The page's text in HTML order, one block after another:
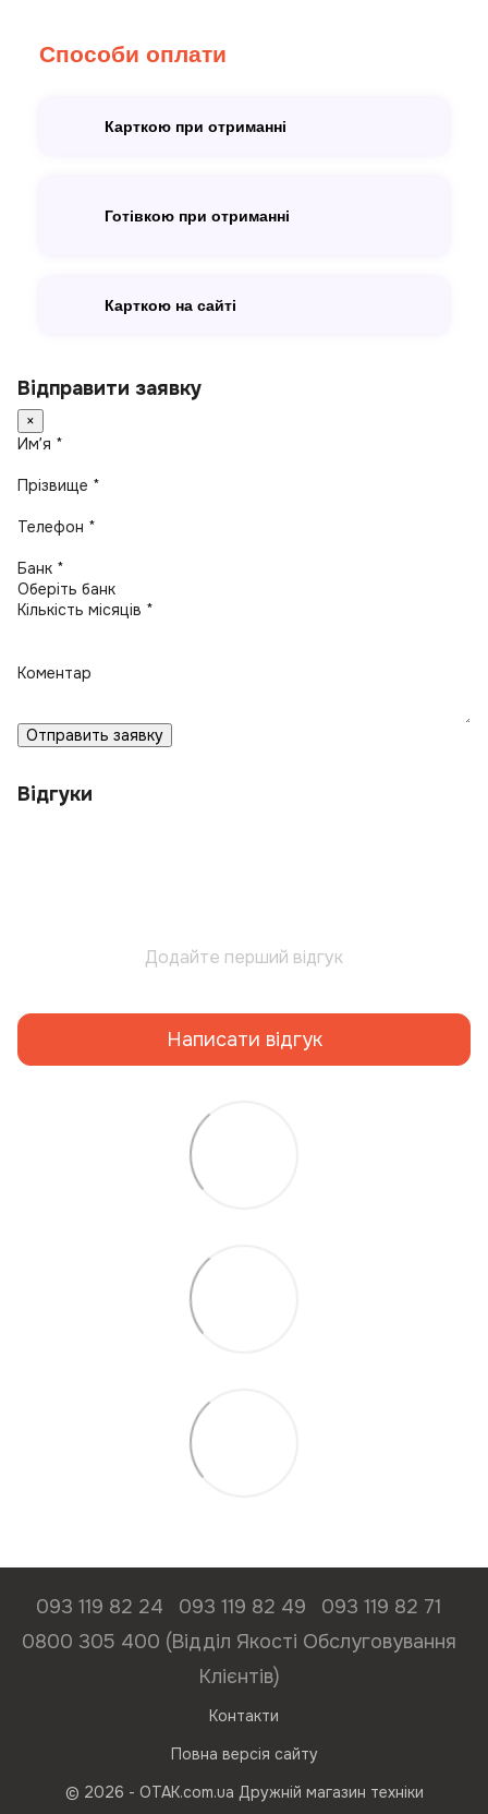
Способи оплати
Карткою при отриманні
Готівкою при отриманні
Карткою на сайті
Відправити заявку
×
Имʼя *
Прізвище *
Телефон *
Банк *
Кількість місяців *
Коментар
Отправить заявку
Відгуки
Додайте перший відгук
Написати відгук
093 119 82 24 093 119 82 49
093 119 82 71
0800 305 400 (Відділ Якості Обслуговування
Клієнтів)
Контакти
Повна версія сайту
© 2026 - ОТАК.com.ua Дружній магазин техніки